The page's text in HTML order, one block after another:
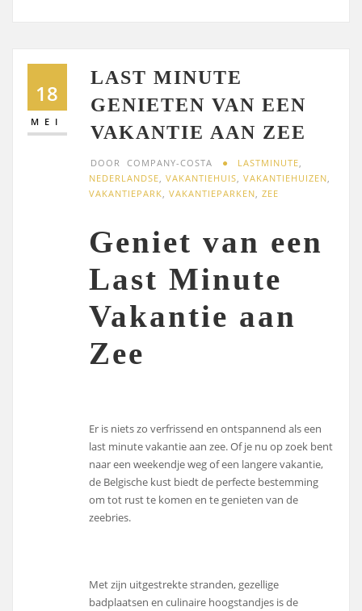
18
MEI
LAST MINUTE
GENIETEN VAN EEN
VAKANTIE AAN ZEE
DOOR COMPANY-COSTA LASTMINUTE
NEDERLANDSE ,VAKANTIEHUIS ,VAKANTIEHUIZEN
VAKANTIEPARK ,VAKANTIEPARKEN ,ZEE
Geniet van een
Last Minute
Vakantie aan
Zee
Er is niets zo verfrissend en ontspannend als een
last minute vakantie aan zee. Of je nu op zoek bent
naar een weekendje weg of een langere vakantie,
de Belgische kust biedt de perfecte bestemming
om tot rust te komen en te genieten van de
zeebries.
Met zijn uitgestrekte stranden, gezellige
badplaatsen en culinaire hoogstandjes is de